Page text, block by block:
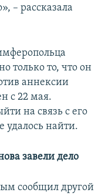
– рассказала
только то, что он
аннексии
с 22 мая.
на связь с его
удалось найти.
завели дело
сообщил другой